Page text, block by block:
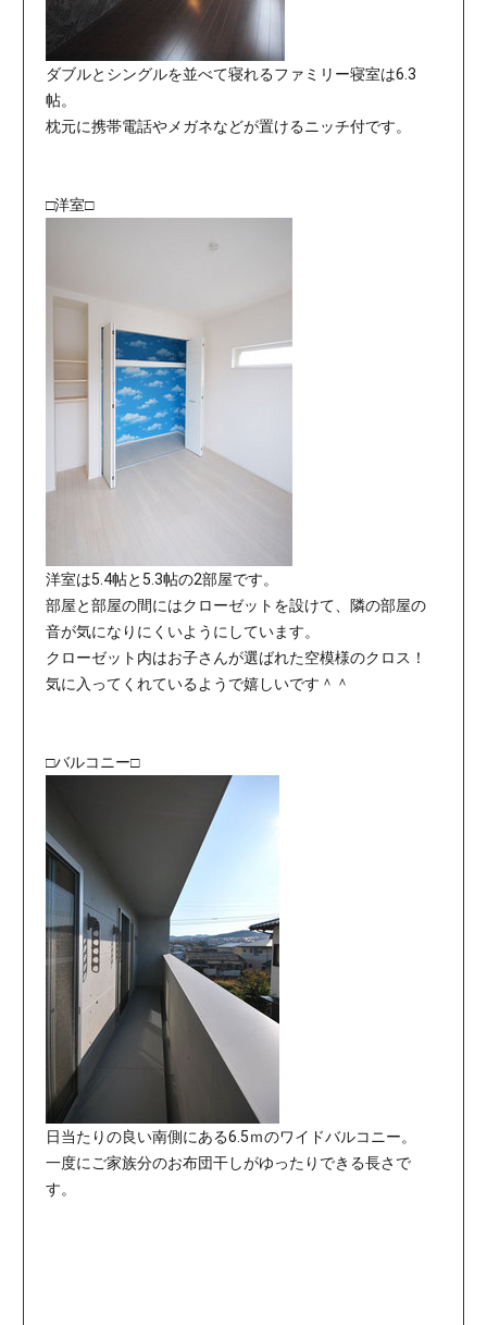
ダブルとシングルを並べて寝れるファミリー寝室は6.3
帖。
枕元に携帯電話やメガネなどが置けるニッチ付です。
□洋室□
洋室は5.4帖と5.3帖の2部屋です。
部屋と部屋の間にはクローゼットを設けて、隣の部屋の
音が気になりにくいようにしています。
クローゼット内はお子さんが選ばれた空模様のクロス！
気に入ってくれているようで嬉しいです＾＾
□バルコニー□
日当たりの良い南側にある6.5ｍのワイドバルコニー。
一度にご家族分のお布団干しがゆったりできる長さで
す。